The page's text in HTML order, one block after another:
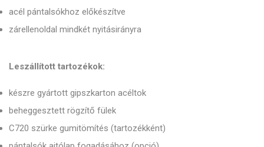
acél pántalsókhoz előkészítve
zárellenoldal mindkét nyitásirányra
Leszállított tartozékok:
készre gyártott gipszkarton acéltok
beheggesztett rögzítő fülek
C720 szürke gumitömítés (tartozékként)